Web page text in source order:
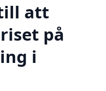
att
på
i